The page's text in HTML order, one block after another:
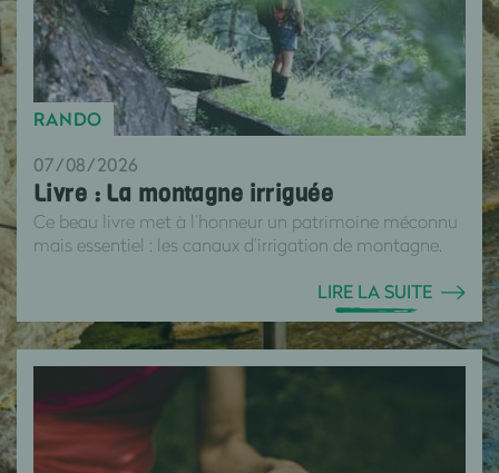
RANDO
07/08/2026
Livre : La montagne irriguée
Ce beau livre met à l’honneur un patrimoine méconnu
mais essentiel : les canaux d’irrigation de montagne.
LIRE LA SUITE